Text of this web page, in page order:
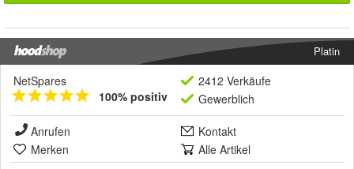
Platin
NetSpares
100% positiv
2412 Verkäufe
Gewerblich
Anrufen
Kontakt
Merken
Alle Artikel